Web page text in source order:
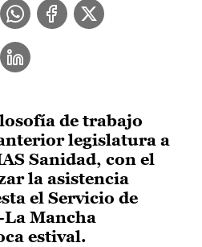
de trabajo
legislatura a
Sanidad, con el
la asistencia
el Servicio de
La Mancha
estival.